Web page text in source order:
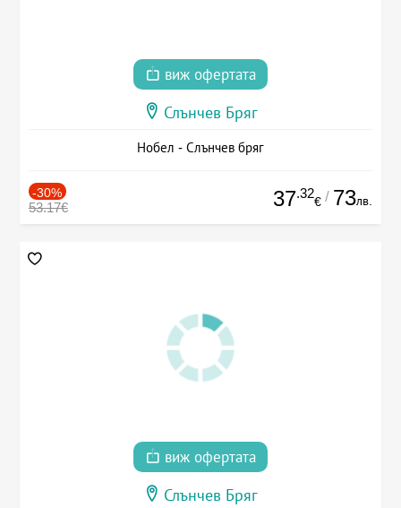
виж офертата
Слънчев Бряг
Нобел - Слънчев бряг
-30%
53.17€ 37.32
€ / 73лв.
виж офертата
Слънчев Бряг